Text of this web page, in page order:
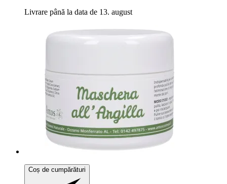
Livrare până la data de 13. august
Coș de cumpărături